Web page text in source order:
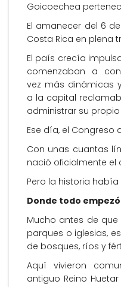
Goicoechea
El amanecer del 6
Costa Rica en plena
El país crecía
comenzaban a
vez más dinámicas
a la capital
administrar su
Ese día, el Congreso
Con unas cuantas
nació oficialmente el
Pero la historia
Donde todo empezó
Mucho antes de que
parques o iglesias,
de bosques, ríos y
Aquí vivieron
antiguo Reino